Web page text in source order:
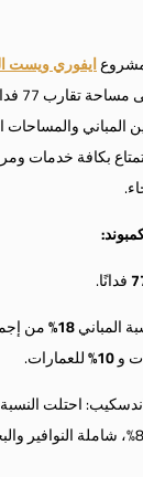
ايفوري ويست
على
والمساحات
بكافة خدمات
فدانًا.
المباني18% من
و10% للعمارات.
احتلت